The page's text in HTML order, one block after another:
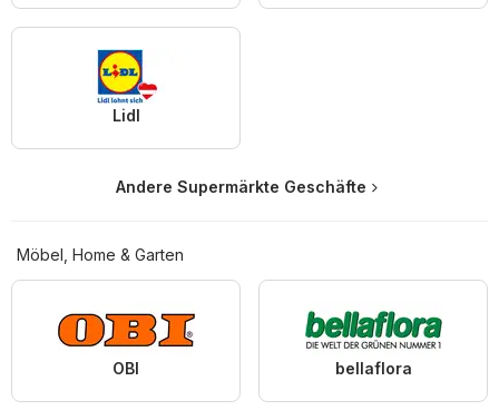
Lidl
Andere Supermärkte Geschäfte
Möbel, Home & Garten
OBI bellaflora